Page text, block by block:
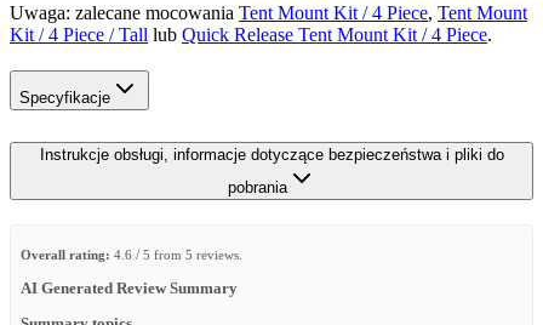
Uwaga: zalecane mocowania Tent Mount Kit / 4 Piece, Tent Mount
Kit / 4 Piece / Tall lub Quick Release Tent Mount Kit / 4 Piece.
Specyfikacje
Instrukcje obsługi, informacje dotyczące bezpieczeństwa i pliki do
pobrania
Overall rating: 4.6 / 5 from 5 reviews.
AI Generated Review Summary